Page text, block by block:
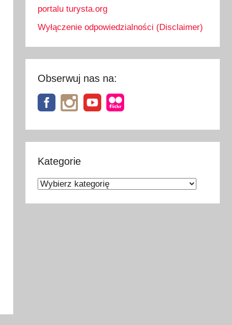
portalu turysta.org
Wyłączenie odpowiedzialności (Disclaimer)
Obserwuj nas na:
Kategorie
Kategorie